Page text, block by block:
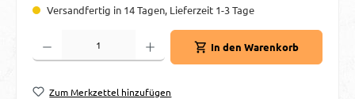
Versandfertig in 14 Tagen, Lieferzeit 1-3 Tage
Produkt Anzahl: Gib den gewünschten Wert ein oder benutze die Schaltflächen
In den Warenkorb
Zum Merkzettel hinzufügen